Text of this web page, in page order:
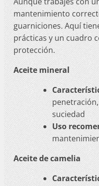
mantenimiento
guarniciones. Aquí
prácticas y un cuadro
protección.
Aceite mineral
suciedad
Uso
Aceite de camelia